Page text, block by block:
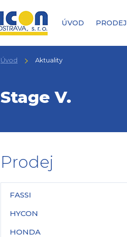
ÚVOD PRODEJ
Úvod Aktuality
Stage V.
Prodej
FASSI
HYCON
HONDA